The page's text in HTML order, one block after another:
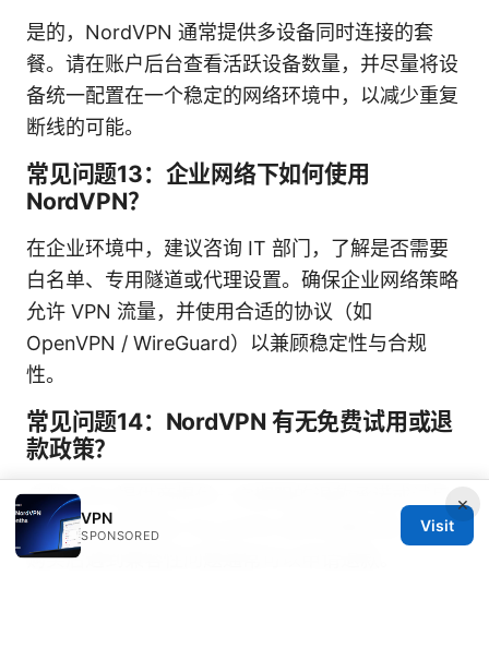
是的，NordVPN 通常提供多设备同时连接的套
餐。请在账户后台查看活跃设备数量，并尽量将设
备统一配置在一个稳定的网络环境中，以减少重复
断线的可能。
常见问题13：企业网络下如何使用
NordVPN？
在企业环境中，建议咨询 IT 部门，了解是否需要
白名单、专用隧道或代理设置。确保企业网络策略
允许 VPN 流量，并使用合适的协议（如
OpenVPN / WireGuard）以兼顾稳定性与合规
性。
常见问题14：NordVPN 有无免费试用或退
款政策？
多数 VPN 提供商提供一定期限的退款承诺或试用
期。具体条款请以 NordVPN 官方页面为准，若在
购买后遇到兼容性问题通常可以申请退款。
×
VPN
SPONSORED
Visit